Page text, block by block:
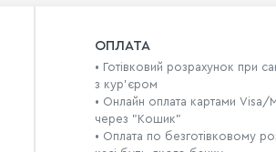
ОПЛАТА
• Готівковий розрахунок при
з кур’єром
• Онлайн оплата картами Visa/
через "Кошик"
• Оплата по безготівковому